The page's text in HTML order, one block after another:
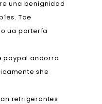
una benignidad
Tae
ua portería
paypal andorra
she
refrigerantes